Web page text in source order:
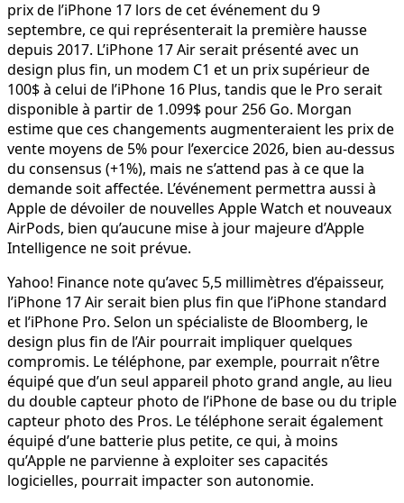
prix de l’iPhone 17 lors de cet événement du 9
septembre, ce qui représenterait la première hausse
depuis 2017. L’iPhone 17 Air serait présenté avec un
design plus fin, un modem C1 et un prix supérieur de
100$ à celui de l’iPhone 16 Plus, tandis que le Pro serait
disponible à partir de 1.099$ pour 256 Go. Morgan
estime que ces changements augmenteraient les prix de
vente moyens de 5% pour l’exercice 2026, bien au-dessus
du consensus (+1%), mais ne s’attend pas à ce que la
demande soit affectée. L’événement permettra aussi à
Apple de dévoiler de nouvelles Apple Watch et nouveaux
AirPods, bien qu’aucune mise à jour majeure d’Apple
Intelligence ne soit prévue.
Yahoo! Finance note qu’avec 5,5 millimètres d’épaisseur,
l’iPhone 17 Air serait bien plus fin que l’iPhone standard
et l’iPhone Pro. Selon un spécialiste de Bloomberg, le
design plus fin de l’Air pourrait impliquer quelques
compromis. Le téléphone, par exemple, pourrait n’être
équipé que d’un seul appareil photo grand angle, au lieu
du double capteur photo de l’iPhone de base ou du triple
capteur photo des Pros. Le téléphone serait également
équipé d’une batterie plus petite, ce qui, à moins
qu’Apple ne parvienne à exploiter ses capacités
logicielles, pourrait impacter son autonomie.